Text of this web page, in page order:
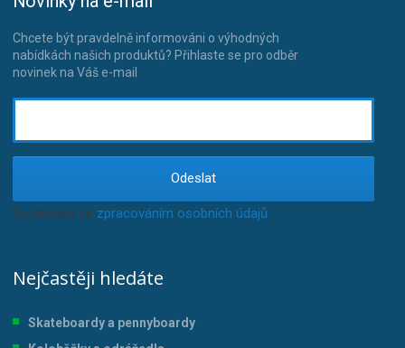
Chcete být pravdelně informováni o výhodných
nabídkách našich produktů? Přihlaste se pro odběr
novinek na Váš e-mail
Odeslat
Souhlasím se zpracováním osobních údajů.
Nejčastěji hledáte
Skateboardy a pennyboardy